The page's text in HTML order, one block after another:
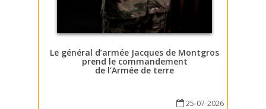
Le général d’armée Jacques de Montgros
prend le commandement
de l’Armée de terre
25-07-2026